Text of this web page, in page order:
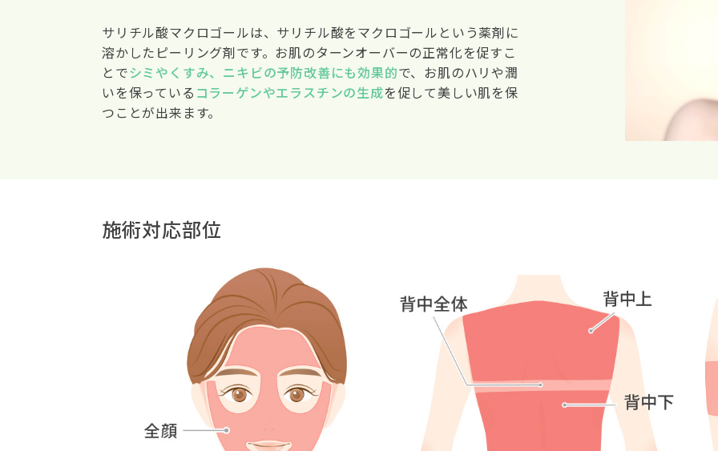
サリチル酸マクロゴールは、サリチル酸をマクロゴールという薬剤に
溶かしたピーリング剤です。お肌のターンオーバーの正常化を促すこ
とでシミやくすみ、ニキビの予防改善にも効果的で、お肌のハリや潤
いを保っている コラーゲンやエラスチンの生成を促して美しい肌を保
つことが出来ます。
施術対応部位